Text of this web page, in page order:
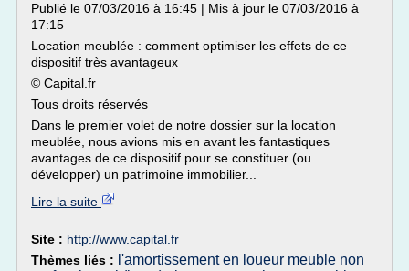
Publié le 07/03/2016 à 16:45 | Mis à jour le 07/03/2016 à
17:15
Location meublée : comment optimiser les effets de ce
dispositif très avantageux
© Capital.fr
Tous droits réservés
Dans le premier volet de notre dossier sur la location
meublée, nous avions mis en avant les fantastiques
avantages de ce dispositif pour se constituer (ou
développer) un patrimoine immobilier...
Lire la suite
Site : http://www.capital.fr
Thèmes liés : l'amortissement en loueur meuble non